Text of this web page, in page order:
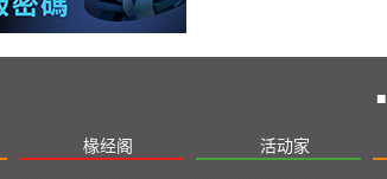
■
椽经阁 活动家